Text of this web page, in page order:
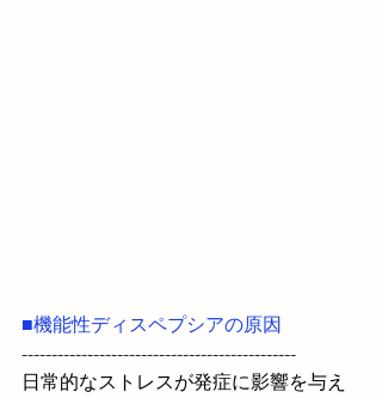
■機能性ディスペプシアの原因
----------------------------------------------
日常的なストレスが発症に影響を与え